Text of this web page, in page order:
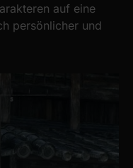
auf eine
persönlicher und